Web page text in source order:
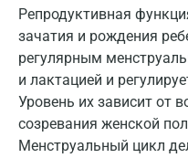
Репродуктивная
зачатия и рождения
регулярным
и лактацией и
Уровень их зависит от
созревания женской
Менструальный цикл
Ивантеевка
Ижевск
Истра
Йошкар-Ола